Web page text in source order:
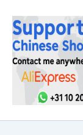
naar
inhoud